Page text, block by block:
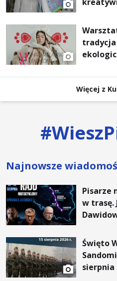
tradycja
Więcej z
#
Najnowsze
Pisarze
w trasę.
Święto
sierpnia